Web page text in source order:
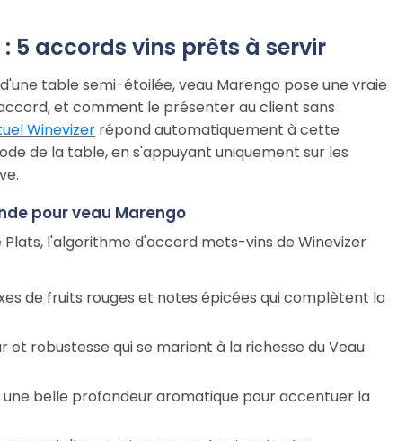
5 accords vins prêts à servir
table semi-étoilée, veau Marengo pose une vraie
et comment le présenter au client sans
Winevizer répond automatiquement à cette
de la table, en s'appuyant uniquement sur les
pour veau Marengo
l'algorithme d'accord mets-vins de Winevizer
de fruits rouges et notes épicées qui complètent la
et robustesse qui se marient à la richesse du Veau
belle profondeur aromatique pour accentuer la